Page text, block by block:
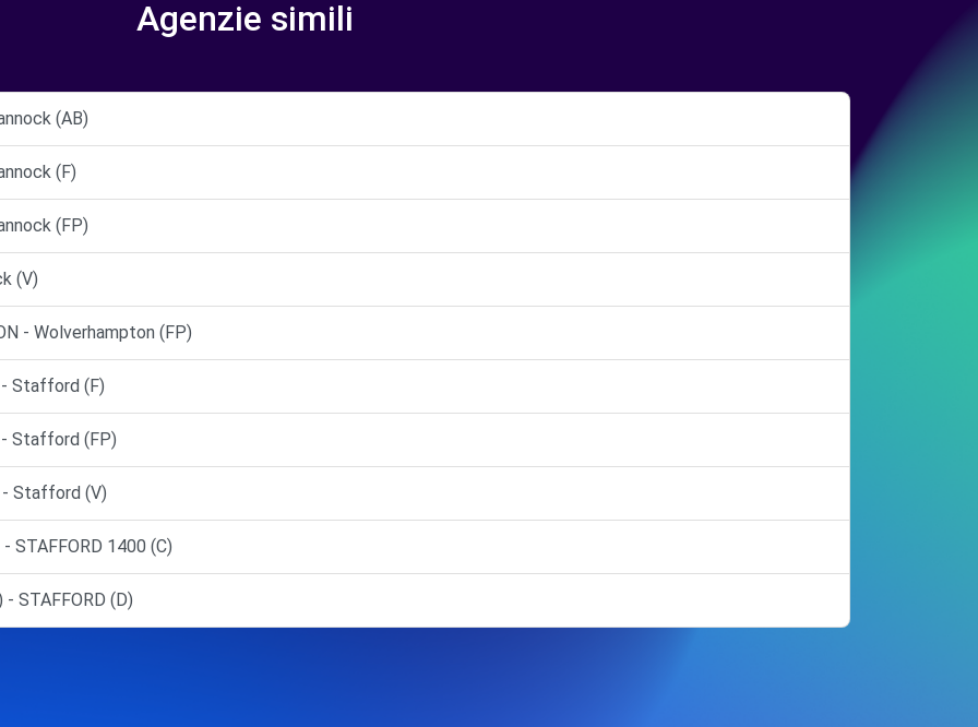
Agenzie simili
(AB)
(F)
(FP)
(V)
- Wolverhampton (FP)
- Stafford (F)
- Stafford (FP)
- Stafford (V)
STAFFORD 1400 (C)
- STAFFORD (D)